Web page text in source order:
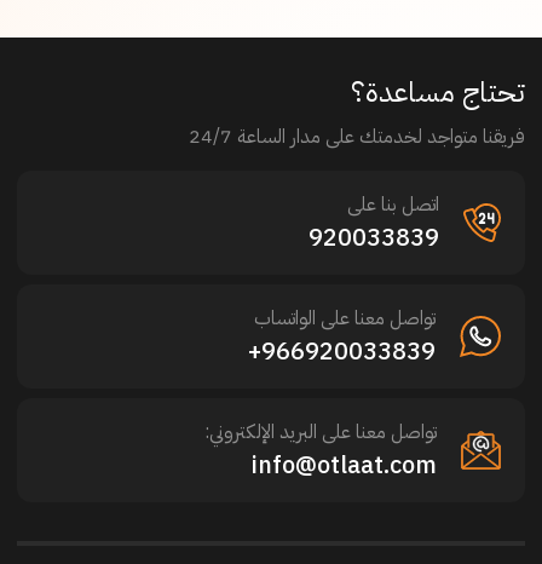
تحتاج مساعدة؟
فريقنا متواجد لخدمتك على مدار الساعة 24/7
اتصل بنا على
920033839
تواصل معنا على الواتساب
966920033839+
تواصل معنا على البريد الإلكتروني:
info@otlaat.com